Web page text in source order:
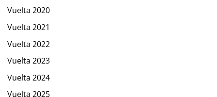
Vuelta 2020
Vuelta 2021
Vuelta 2022
Vuelta 2023
Vuelta 2024
Vuelta 2025